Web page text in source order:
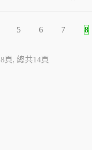
5 6 7
8
頁, 總共14頁